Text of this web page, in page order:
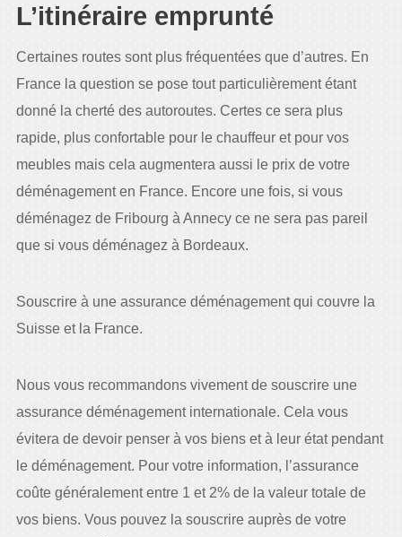
L’itinéraire emprunté
Certaines routes sont plus fréquentées que d’autres. En
France la question se pose tout particulièrement étant
donné la cherté des autoroutes. Certes ce sera plus
rapide, plus confortable pour le chauffeur et pour vos
meubles mais cela augmentera aussi le prix de votre
déménagement en France. Encore une fois, si vous
déménagez de Fribourg à Annecy ce ne sera pas pareil
que si vous déménagez à Bordeaux.
Souscrire à une assurance déménagement qui couvre la
Suisse et la France.
Nous vous recommandons vivement de souscrire une
assurance déménagement internationale. Cela vous
évitera de devoir penser à vos biens et à leur état pendant
le déménagement. Pour votre information, l’assurance
coûte généralement entre 1 et 2% de la valeur totale de
vos biens. Vous pouvez la souscrire auprès de votre